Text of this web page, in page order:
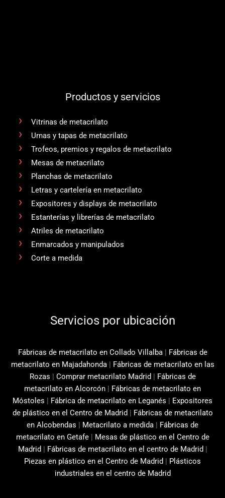
Productos y servicios
Vitrinas de metacrilato
Urnas y tapas de metacrilato
Trofeos, premios y regalos de metacrilato
Mesas de metacrilato
Planchas de metacrilato
Letras y cartelería en metacrilato
Expositores y displays de metacrilato
Estanterías y librerías de metacrilato
Atriles de metacrilato
Enmarcados y manipulados
Corte a medida
Servicios por ubicación
Fábricas de metacrilato en Collado Villalba | Fábricas de
metacrilato en Majadahonda | Fábricas de metacrilato en las
Rozas | Comprar metacrilato Madrid | Fábricas de
metacrilato en Alcorcón | Fábricas de metacrilato en
Móstoles | Fábrica de metacrilato en Leganés | Expositores
de plástico en el Centro de Madrid | Fábricas de metacrilato
en Alcobendas | Metacrilato a medida | Fábricas de
metacrilato en Getafe| Mesas de plástico en el Centro de
Madrid | Fábricas de metacrilato en el centro de Madrid |
Piezas en plástico en el Centro de Madrid | Plásticos
industriales en el centro de Madrid